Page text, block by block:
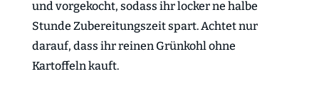
und vorgekocht, sodass ihr locker ne halbe
Stunde Zubereitungszeit spart. Achtet nur
darauf, dass ihr reinen Grünkohl ohne
Kartoffeln kauft.